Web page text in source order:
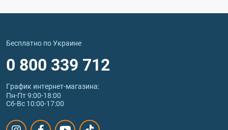
Бесплатно по Украине
0 800 339 712
График интернет‑магазина:
Пн-Пт 9:00-18:00
Сб-Вс 10:00-17:00